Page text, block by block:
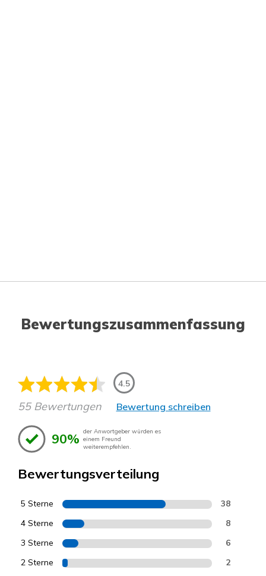
Bewertungszusammenfassung
4.5
55 Bewertungen Bewertung schreiben
90% der Anwortgeber würden es
einem Freund
weiterempfehlen.
Bewertungsverteilung
5 Sterne 38
4 Sterne 8
3 Sterne 6
2 Sterne 2